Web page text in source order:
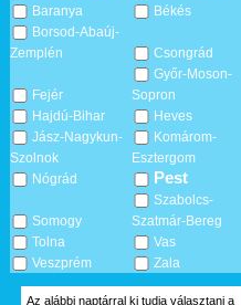
Baranya
Békés
Borsod-Abaúj-
Zemplén
Csongrád
Fejér
Győr-Moson-
Sopron
Hajdú-Bihar
Heves
Jász-Nagykun-
Szolnok
Komárom-
Esztergom
Nógrád
Pest
Somogy
Szabolcs-
Szatmár-Bereg
Tolna
Vas
Veszprém
Zala
Az alábbi naptárral ki tudja választani a